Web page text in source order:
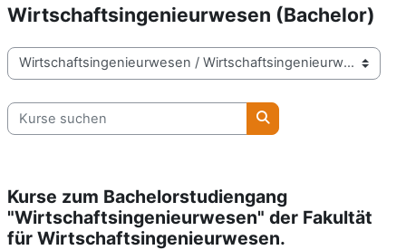
Wirtschaftsingenieurwesen (Bachelor)
Kursbereiche
Kurse suchen
Kurse suchen
Kurse zum Bachelorstudiengang
"Wirtschaftsingenieurwesen" der Fakultät
für Wirtschaftsingenieurwesen.